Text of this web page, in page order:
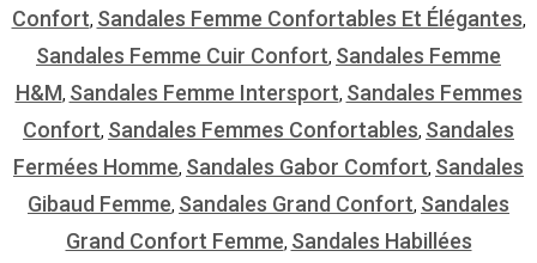
Confort, Sandales Femme Confortables Et Élégantes,
Sandales Femme Cuir Confort, Sandales Femme
H&m, Sandales Femme Intersport, Sandales Femmes
Confort, Sandales Femmes Confortables, Sandales
Fermées Homme, Sandales Gabor Comfort, Sandales
Gibaud Femme, Sandales Grand Confort, Sandales
Grand Confort Femme, Sandales Habillées